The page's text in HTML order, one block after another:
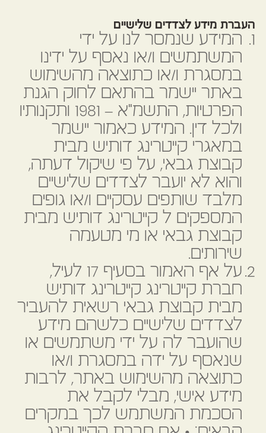
העברת מידע לצדדים שלישיים
המידע שנמסר לנו על ידי
המשתמשים ו/או נאסף על ידינו
במסגרת ו/או כתוצאה מהשימוש
באתר יישמר בהתאם לחוק הגנת
הפרטיות, התשמ"א – 1981 ותקנותיו
ולכל דין. המידע כאמור יישמר
במאגרי קייטרינג דותיש מבית
קבוצת גבאי, על פי שיקול דעתה,
והוא לא יועבר לצדדים שלישיים
מלבד שותפים עסקיים ו/או גופים
המספקים ל קייטרינג דותיש מבית
קבוצת גבאי או מי מטעמה
שירותים.
על אף האמור בסעיף 17 לעיל,
חברת קייטרינג קייטרינג דותיש
מבית קבוצת גבאי רשאית להעביר
לצדדים שלישיים כלשהם מידע
שהועבר לה על ידי משתמשים או
שנאסף על ידה במסגרת ו/או
כתוצאה מהשימוש באתר, לרבות
מידע אישי, מבלי לקבל את
הסכמת המשתמש לכך במקרים